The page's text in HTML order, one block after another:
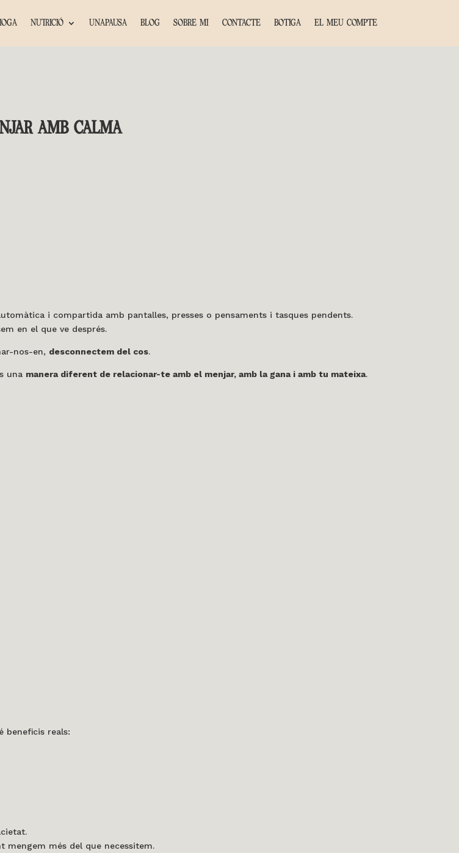
NUTRICIÓ UNAPAUSA BLOG SOBRE MI CONTACTE BOTIGA EL MEU COMPTE
AMB CALMA
i compartida amb pantalles, presses o pensaments i tasques pendents.
en el que ve després.
nos-en, desconnectem del cos.
una manera diferent de relacionar-te amb el menjar, amb la gana i amb tu mateixa.
beneficis reals:
mengem més del que necessitem.